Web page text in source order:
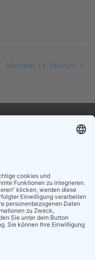
Nächster TX-Zentrum →